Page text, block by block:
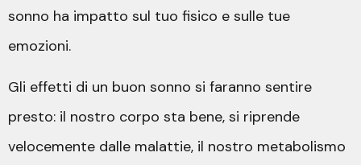
sonno ha impatto sul tuo fisico e sulle tue
emozioni.
Gli effetti di un buon sonno si faranno sentire
presto: il nostro corpo sta bene, si riprende
velocemente dalle malattie, il nostro metabolismo